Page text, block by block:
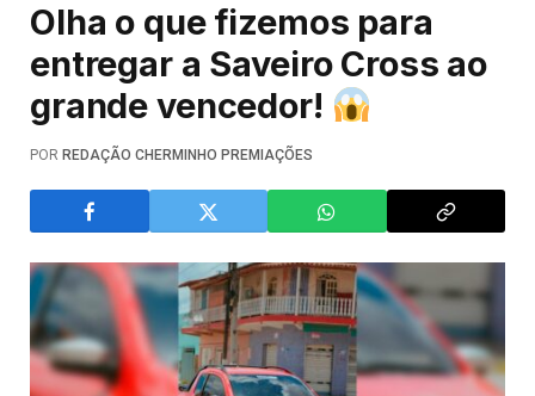
Olha o que fizemos para
entregar a Saveiro Cross ao
grande vencedor!
POR REDAÇÃO CHERMINHO PREMIAÇÕES